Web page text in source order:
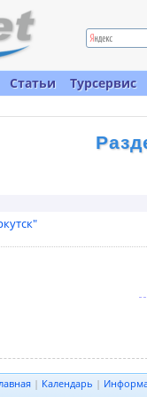
Статьи Турсервис
| Календарь |